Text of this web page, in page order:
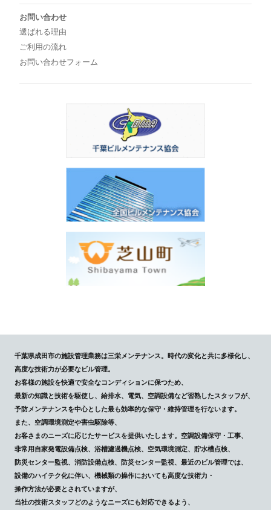
お問い合わせ
選ばれる理由
ご利用の流れ
お問い合わせフォーム
千葉県成田市の施設管理業務は三栄メンテナンス。時代の変化と共に多様化し、
高度な技術力が必要なビル管理。
お客様の施設を快適で安全なコンディションに保つため、
最新の知識と技術を駆使し、給排水、電気、空調設備など習熟したスタッフが、
予防メンテナンスを中心とした最も効率的な保守・維持管理を行ないます。
また、空調環境測定や害虫駆除等、
お客さまのニーズに応じたサービスを提供いたします。空調設備保守・工事、
非常用自家発電設備点検、浴槽濾過機点検、空気環境測定、貯水槽点検、
防災センター監視、消防設備点検、防災センター監視、最近のビル管理では、
設備のハイテク化に伴い、機械類の操作においても高度な技術力・
操作方法が必要とされていますが、
当社の技術スタッフどのようなニーズにも対応できるよう、